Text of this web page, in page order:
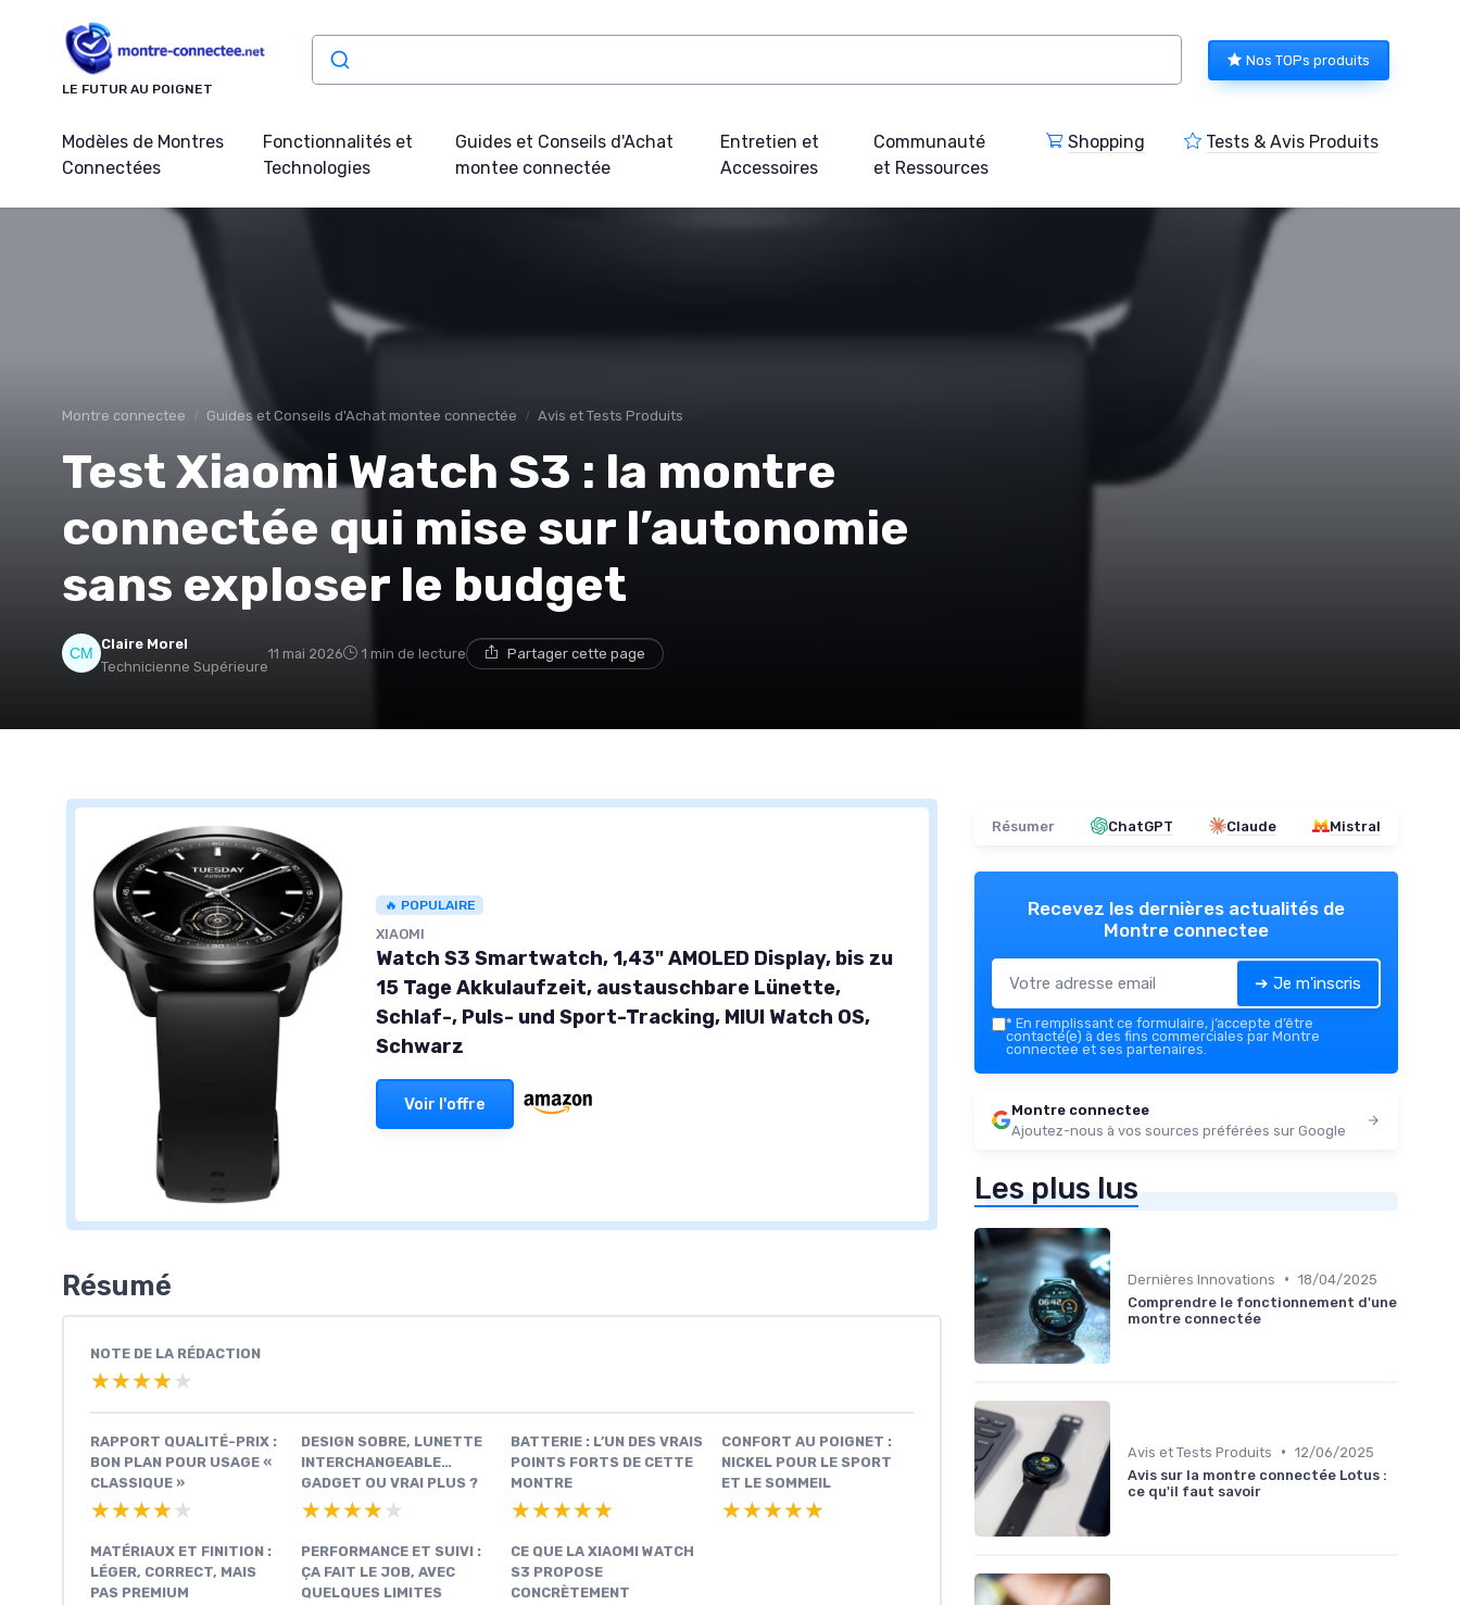
LE FUTUR AU POIGNET
Nos TOPs produits
Modèles de Montres
Connectées
Fonctionnalités et
Technologies
Guides et Conseils d'Achat
montee connectée
Entretien et
Accessoires
Communauté
et Ressources
Shopping Tests & Avis Produits
Montre connectee Guides et Conseils d'Achat montee connectée Avis et Tests Produits
Test Xiaomi Watch S3 : la montre
connectée qui mise sur l’autonomie
sans exploser le budget
Claire Morel
Technicienne Supérieure
11 mai 2026 1 min de lecture Partager cette page
🔥 POPULAIRE
XIAOMI
Watch S3 Smartwatch, 1,43" AMOLED Display, bis zu
15 Tage Akkulaufzeit, austauschbare Lünette,
Schlaf-, Puls- und Sport-Tracking, MIUI Watch OS,
Schwarz
Voir l'offre
Résumé
NOTE DE LA RÉDACTION
★★★★★
★★★★★
RAPPORT QUALITÉ-PRIX :
BON PLAN POUR USAGE «
CLASSIQUE »
★★★★★
★★★★★
DESIGN SOBRE, LUNETTE
INTERCHANGEABLE…
GADGET OU VRAI PLUS ?
★★★★★
★★★★★
BATTERIE : L’UN DES VRAIS
POINTS FORTS DE CETTE
MONTRE
★★★★★
★★★★★
CONFORT AU POIGNET :
NICKEL POUR LE SPORT
ET LE SOMMEIL
★★★★★
★★★★★
MATÉRIAUX ET FINITION :
LÉGER, CORRECT, MAIS
PAS PREMIUM
PERFORMANCE ET SUIVI :
ÇA FAIT LE JOB, AVEC
QUELQUES LIMITES
CE QUE LA XIAOMI WATCH
S3 PROPOSE
CONCRÈTEMENT
Résumer ChatGPT Claude Mistral
Recevez les dernières actualités de
Montre connectee
➔ Je m'inscris
* En remplissant ce formulaire, j’accepte d’être
contacté(e) à des fins commerciales par Montre
connectee et ses partenaires.
Montre connectee
Ajoutez-nous à vos sources préférées sur Google
Les plus lus
Dernières Innovations • 18/04/2025
Comprendre le fonctionnement d'une
montre connectée
Avis et Tests Produits • 12/06/2025
Avis sur la montre connectée Lotus :
ce qu'il faut savoir